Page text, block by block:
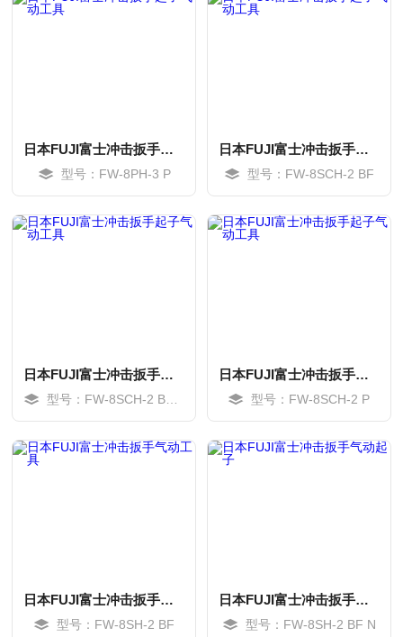
日本FUJI富士冲击扳手起子气动工具
型号：FW-8PH-3 P
日本FUJI富士冲击扳手起子气动工具
型号：FW-8SCH-2 BF
日本FUJI富士冲击扳手起子气动工具
型号：FW-8SCH-2 BF N
日本FUJI富士冲击扳手起子气动工具
型号：FW-8SCH-2 P
日本FUJI富士冲击扳手气动工具
型号：FW-8SH-2 BF
日本FUJI富士冲击扳手气动起子
型号：FW-8SH-2 BF N